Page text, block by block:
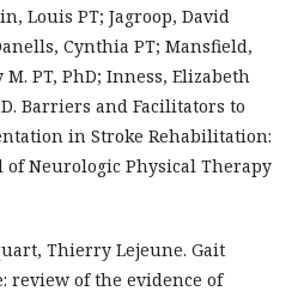
Louis PT; Jagroop, David
Cynthia PT; Mansfield,
PT, PhD; Inness, Elizabeth
Barriers and Facilitators to
in Stroke Rehabilitation:
of Neurologic Physical Therapy
Thierry Lejeune. Gait
of the evidence of